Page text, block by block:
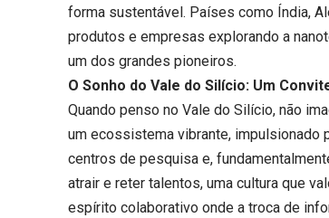
forma sustentável. Países como Índia,
produtos e empresas explorando a
um dos grandes pioneiros.
O Sonho do Vale do Silício: Um
Quando penso no Vale do Silício, não
um ecossistema vibrante, impulsionado
centros de pesquisa e,
atrair e reter talentos, uma cultura que
espírito colaborativo onde a troca de